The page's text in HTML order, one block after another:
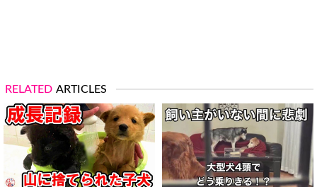
RELATED ARTICLES